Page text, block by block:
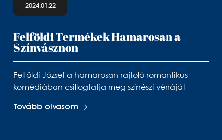
2024.01.22
Felföldi Termékek Hamarosan a
Színvásznon
Felföldi József a hamarosan rajtoló romantikus
komédiában csillogtatja meg színészi vénáját
Tovább olvasom